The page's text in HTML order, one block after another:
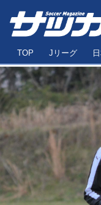
TOP Jリーグ